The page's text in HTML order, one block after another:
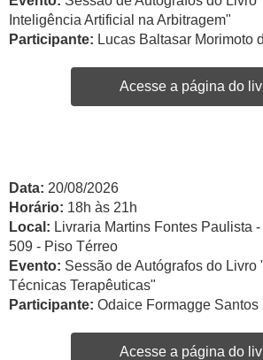
Inteligência Artificial na Arbitragem"
Participante: Lucas Baltasar Morimoto
Acesse a página do
Data: 20/08/2026
Horário: 18h às 21h
Local: Livraria Martins Fontes Paulista
509 - Piso Térreo
Evento: Sessão de Autógrafos do Livro
Técnicas Terapêuticas"
Participante: Odaice Formagge Santos
Acesse a página do